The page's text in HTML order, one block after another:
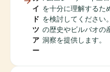
イ
ド
ツ
ア
ー
を十分に理解するた
を検討してください
の歴史やビルバオの
洞察を提供します。